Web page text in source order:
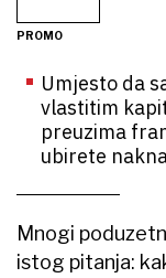
PROMO
Umjesto da
vlastitim
preuzima
ubirete
Mnogi
istog pitanja: